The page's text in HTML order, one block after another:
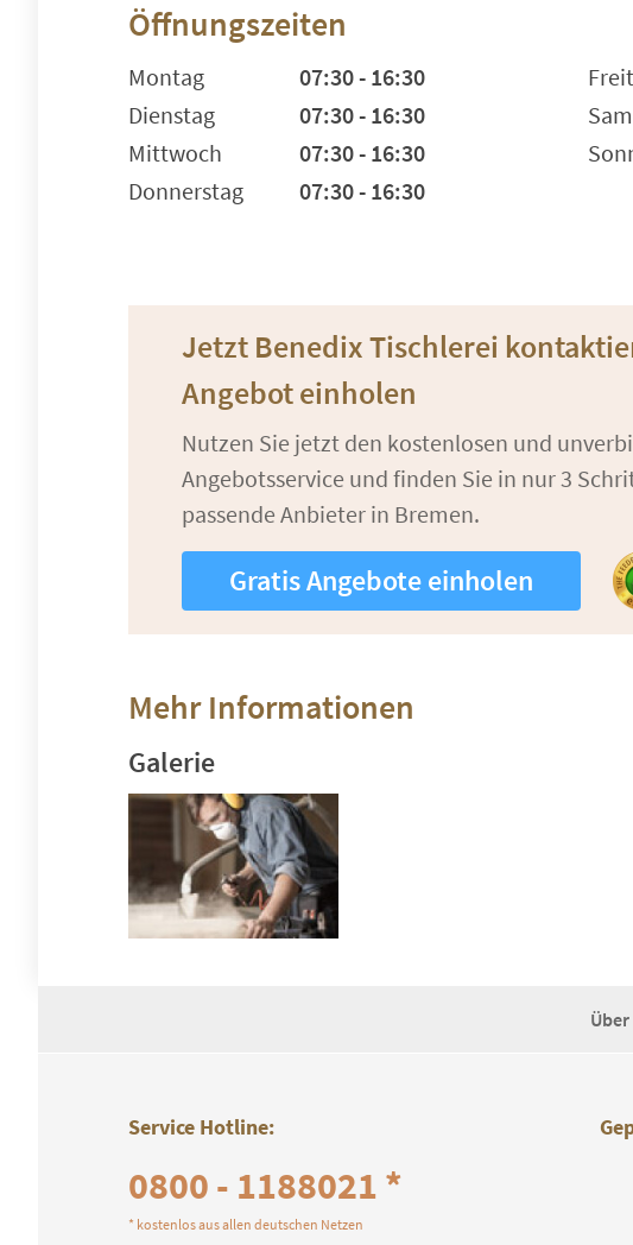
Öffnungszeiten
Montag
07:30 - 16:30
Dienstag
07:30 - 16:30
Mittwoch
07:30 - 16:30
Donnerstag
07:30 - 16:30
Jetzt Benedix Tischlerei
Angebot einholen
Nutzen Sie jetzt den kostenlosen und
Angebotsservice und finden Sie in nur 3
passende Anbieter in Bremen.
Gratis Angebote einholen
Mehr Informationen
Galerie
Service Hotline:
0800 - 1188021 *
* kostenlos aus allen deutschen Netzen